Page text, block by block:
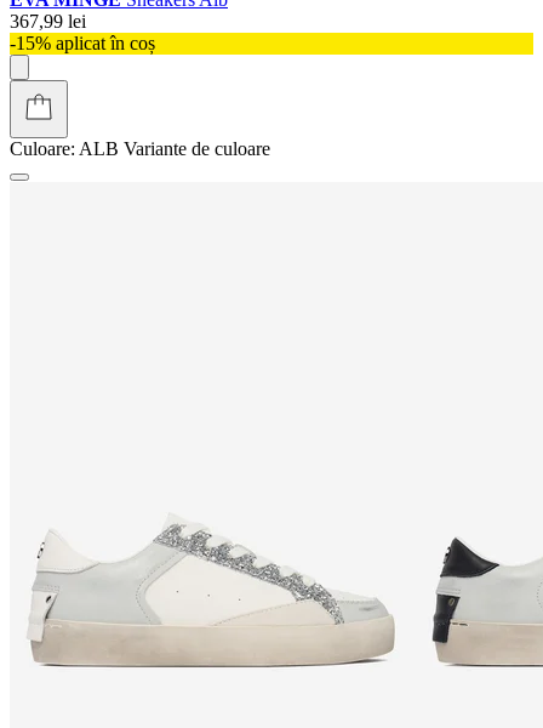
367,99 lei
-15% aplicat în coș
Culoare: ALB Variante de culoare